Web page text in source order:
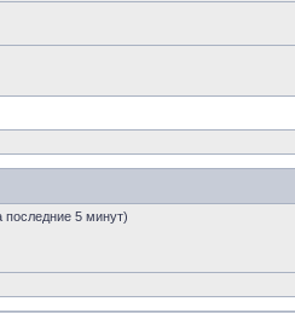
последние 5 минут)